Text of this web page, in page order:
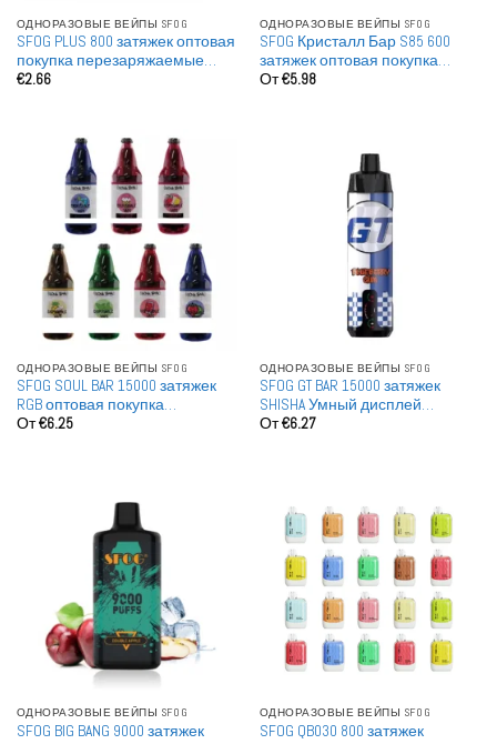
ОДНОРАЗОВЫЕ ВЕЙПЫ SFOG
SFOG PLUS 800 затяжек оптовая
покупка перезаряжаемые
одноразовые вейпы оптом
€2.66
ОДНОРАЗОВЫЕ ВЕЙПЫ SFOG
SFOG Кристалл Бар S85 600
затяжек оптовая покупка
перезаряжаемые
От€5.98
ОДНОРАЗОВЫЕ ВЕЙПЫ SFOG
SFOG SOUL BAR 15000 затяжек
RGB оптовая покупка
перезаряжаемые
От€6.25
ОДНОРАЗОВЫЕ ВЕЙПЫ SFOG
SFOG GT BAR 15000 затяжек
SHISHA Умный дисплей
Оптовая покупка Заряжаемые
От€6.27
ОДНОРАЗОВЫЕ ВЕЙПЫ SFOG
SFOG BIG BANG 9000 затяжек
ОДНОРАЗОВЫЕ ВЕЙПЫ SFOG
SFOG QB030 800 затяжек